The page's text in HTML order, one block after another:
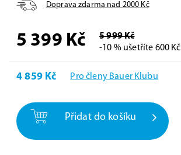
Doprava zdarma nad 2000 Kč
5 399 Kč
5 999 Kč
-10 % ušetříte 600 Kč
4 859 Kč Pro členy Bauer Klubu
Přidat do košíku